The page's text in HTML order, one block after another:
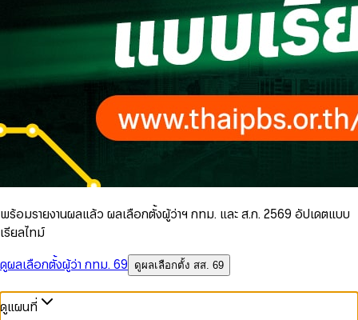
พร้อมรายงานผลแล้ว ผลเลือกตั้งผู้ว่าฯ กทม. และ ส.ก. 2569 อัปเดตแบบ
เรียลไทม์
ดูผลเลือกตั้งผู้ว่า กทม. 69
ดูผลเลือกตั้ง สส. 69
ดูแผนที่